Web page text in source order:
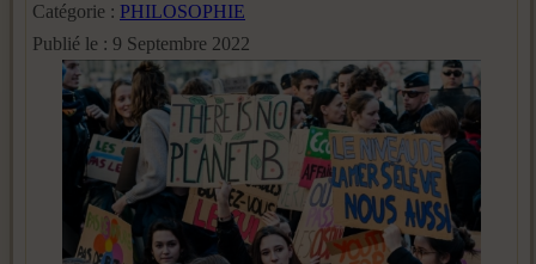
Catégorie : PHILOSOPHIE
Publié le : 9 Septembre 2022